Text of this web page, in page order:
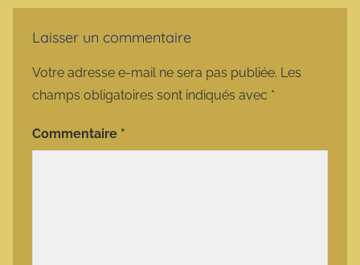
Laisser un commentaire
Votre adresse e-mail ne sera pas publiée. Les
champs obligatoires sont indiqués avec *
Commentaire *